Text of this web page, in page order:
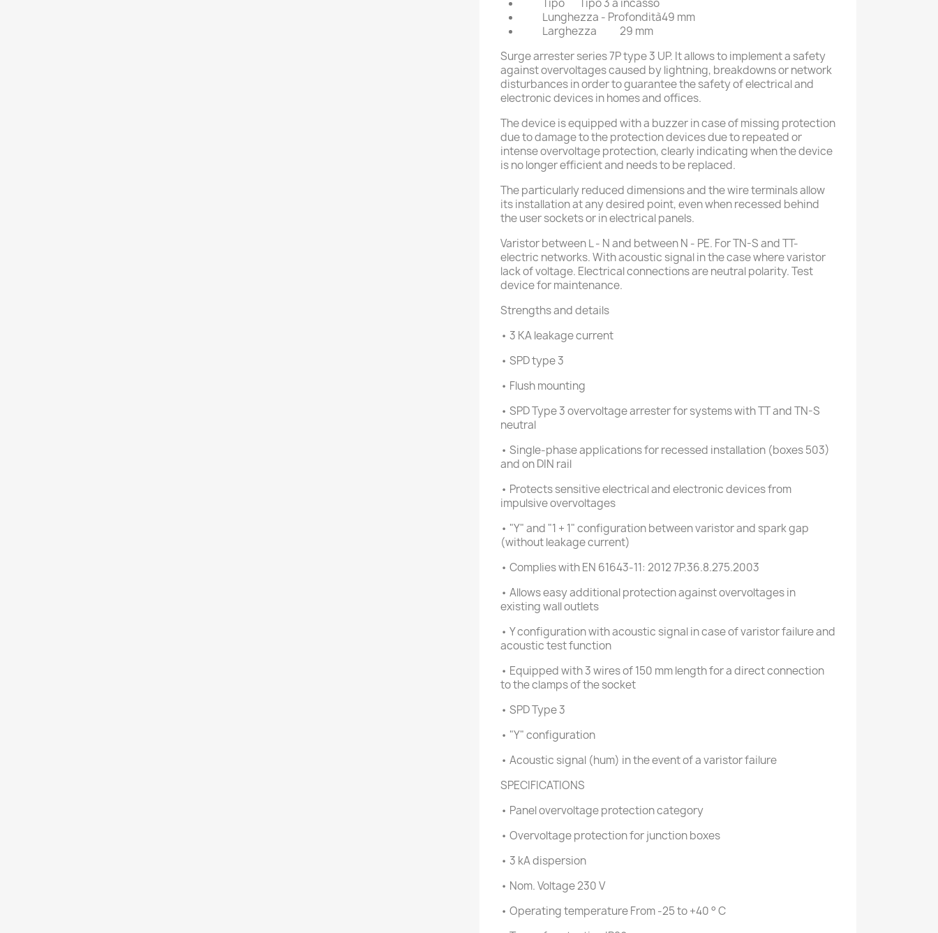
Tipo
Tipo 3 a incasso
Lunghezza - Profondità49 mm
Larghezza
29 mm
Surge arrester series 7P type 3 UP. It allows to implement a safety
against overvoltages caused by lightning, breakdowns or network
disturbances in order to guarantee the safety of electrical and
electronic devices in homes and offices.
The device is equipped with a buzzer in case of missing protection
due to damage to the protection devices due to repeated or
intense overvoltage protection, clearly indicating when the device
is no longer efficient and needs to be replaced.
The particularly reduced dimensions and the wire terminals allow
its installation at any desired point, even when recessed behind
the user sockets or in electrical panels.
Varistor between L - N and between N - PE. For TN-S and TT-
electric networks. With acoustic signal in the case where varistor
lack of voltage. Electrical connections are neutral polarity. Test
device for maintenance.
Strengths and details
• 3 KA leakage current
• SPD type 3
• Flush mounting
• SPD Type 3 overvoltage arrester for systems with TT and TN-S
neutral
• Single-phase applications for recessed installation (boxes 503)
and on DIN rail
• Protects sensitive electrical and electronic devices from
impulsive overvoltages
• "Y" and "1 + 1" configuration between varistor and spark gap
(without leakage current)
• Complies with EN 61643-11: 2012 7P.36.8.275.2003
• Allows easy additional protection against overvoltages in
existing wall outlets
• Y configuration with acoustic signal in case of varistor failure and
acoustic test function
• Equipped with 3 wires of 150 mm length for a direct connection
to the clamps of the socket
• SPD Type 3
• "Y" configuration
• Acoustic signal (hum) in the event of a varistor failure
SPECIFICATIONS
• Panel overvoltage protection category
• Overvoltage protection for junction boxes
• 3 kA dispersion
• Nom. Voltage 230 V
• Operating temperature From -25 to +40 ° C